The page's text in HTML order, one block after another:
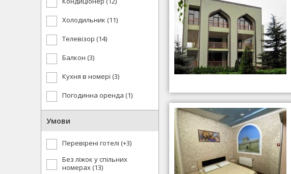
Холодильник (11)
Телевізор (14)
Балкон (3)
Кухня в номері (3)
Погодинна оренда (1)
Умови
Перевірені готелі (+3)
Без ліжок у спільних
номерах (13)